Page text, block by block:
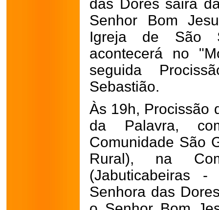
das Dores sairá
Senhor Bom
Igreja de São
acontecerá no
seguida
Sebastião.
Às 19h, Procissão
da Palavra,
Comunidade São
Rural), na
(Jabuticabeiras
Senhora das